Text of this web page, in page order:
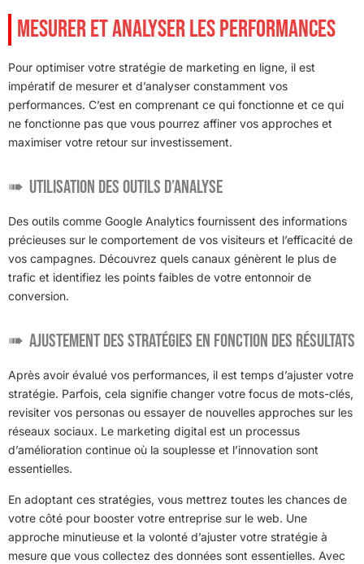
MESURER ET ANALYSER LES PERFORMANCES
Pour optimiser votre stratégie de marketing en ligne, il est
impératif de mesurer et d’analyser constamment vos
performances. C’est en comprenant ce qui fonctionne et ce qui
ne fonctionne pas que vous pourrez affiner vos approches et
maximiser votre retour sur investissement.
Utilisation des outils d’analyse
Des outils comme Google Analytics fournissent des informations
précieuses sur le comportement de vos visiteurs et l’efficacité de
vos campagnes. Découvrez quels canaux génèrent le plus de
trafic et identifiez les points faibles de votre entonnoir de
conversion.
Ajustement des stratégies en fonction des résultats
Après avoir évalué vos performances, il est temps d’ajuster votre
stratégie. Parfois, cela signifie changer votre focus de mots-clés,
revisiter vos personas ou essayer de nouvelles approches sur les
réseaux sociaux. Le marketing digital est un processus
d’amélioration continue où la souplesse et l’innovation sont
essentielles.
En adoptant ces stratégies, vous mettrez toutes les chances de
votre côté pour booster votre entreprise sur le web. Une
approche minutieuse et la volonté d’ajuster votre stratégie à
mesure que vous collectez des données sont essentielles. Avec